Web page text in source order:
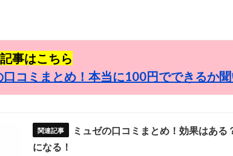
事はこちら
口コミまとめ！本当に100円でできるか聞
ミュゼの口コミまとめ！効果はある
になる！